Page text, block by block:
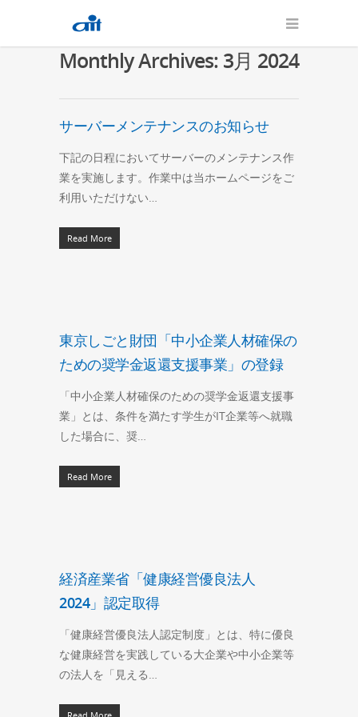
Monthly Archives: 3月 2024
サーバーメンテナンスのお知らせ
下記の日程においてサーバーのメンテナンス作
業を実施します。作業中は当ホームページをご
利用いただけない…
Read More
東京しごと財団「中小企業人材確保の
ための奨学金返還支援事業」の登録
「中小企業人材確保のための奨学金返還支援事
業」とは、条件を満たす学生がIT企業等へ就職
した場合に、奨…
Read More
経済産業省「健康経営優良法人
2024」認定取得
「健康経営優良法人認定制度」とは、特に優良
な健康経営を実践している大企業や中小企業等
の法人を「見える…